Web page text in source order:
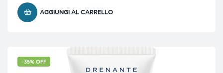
AGGIUNGI AL CARRELLO
-35% OFF